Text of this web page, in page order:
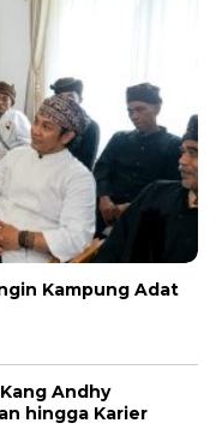
Kampung Adat
Andhy
hingga Karier